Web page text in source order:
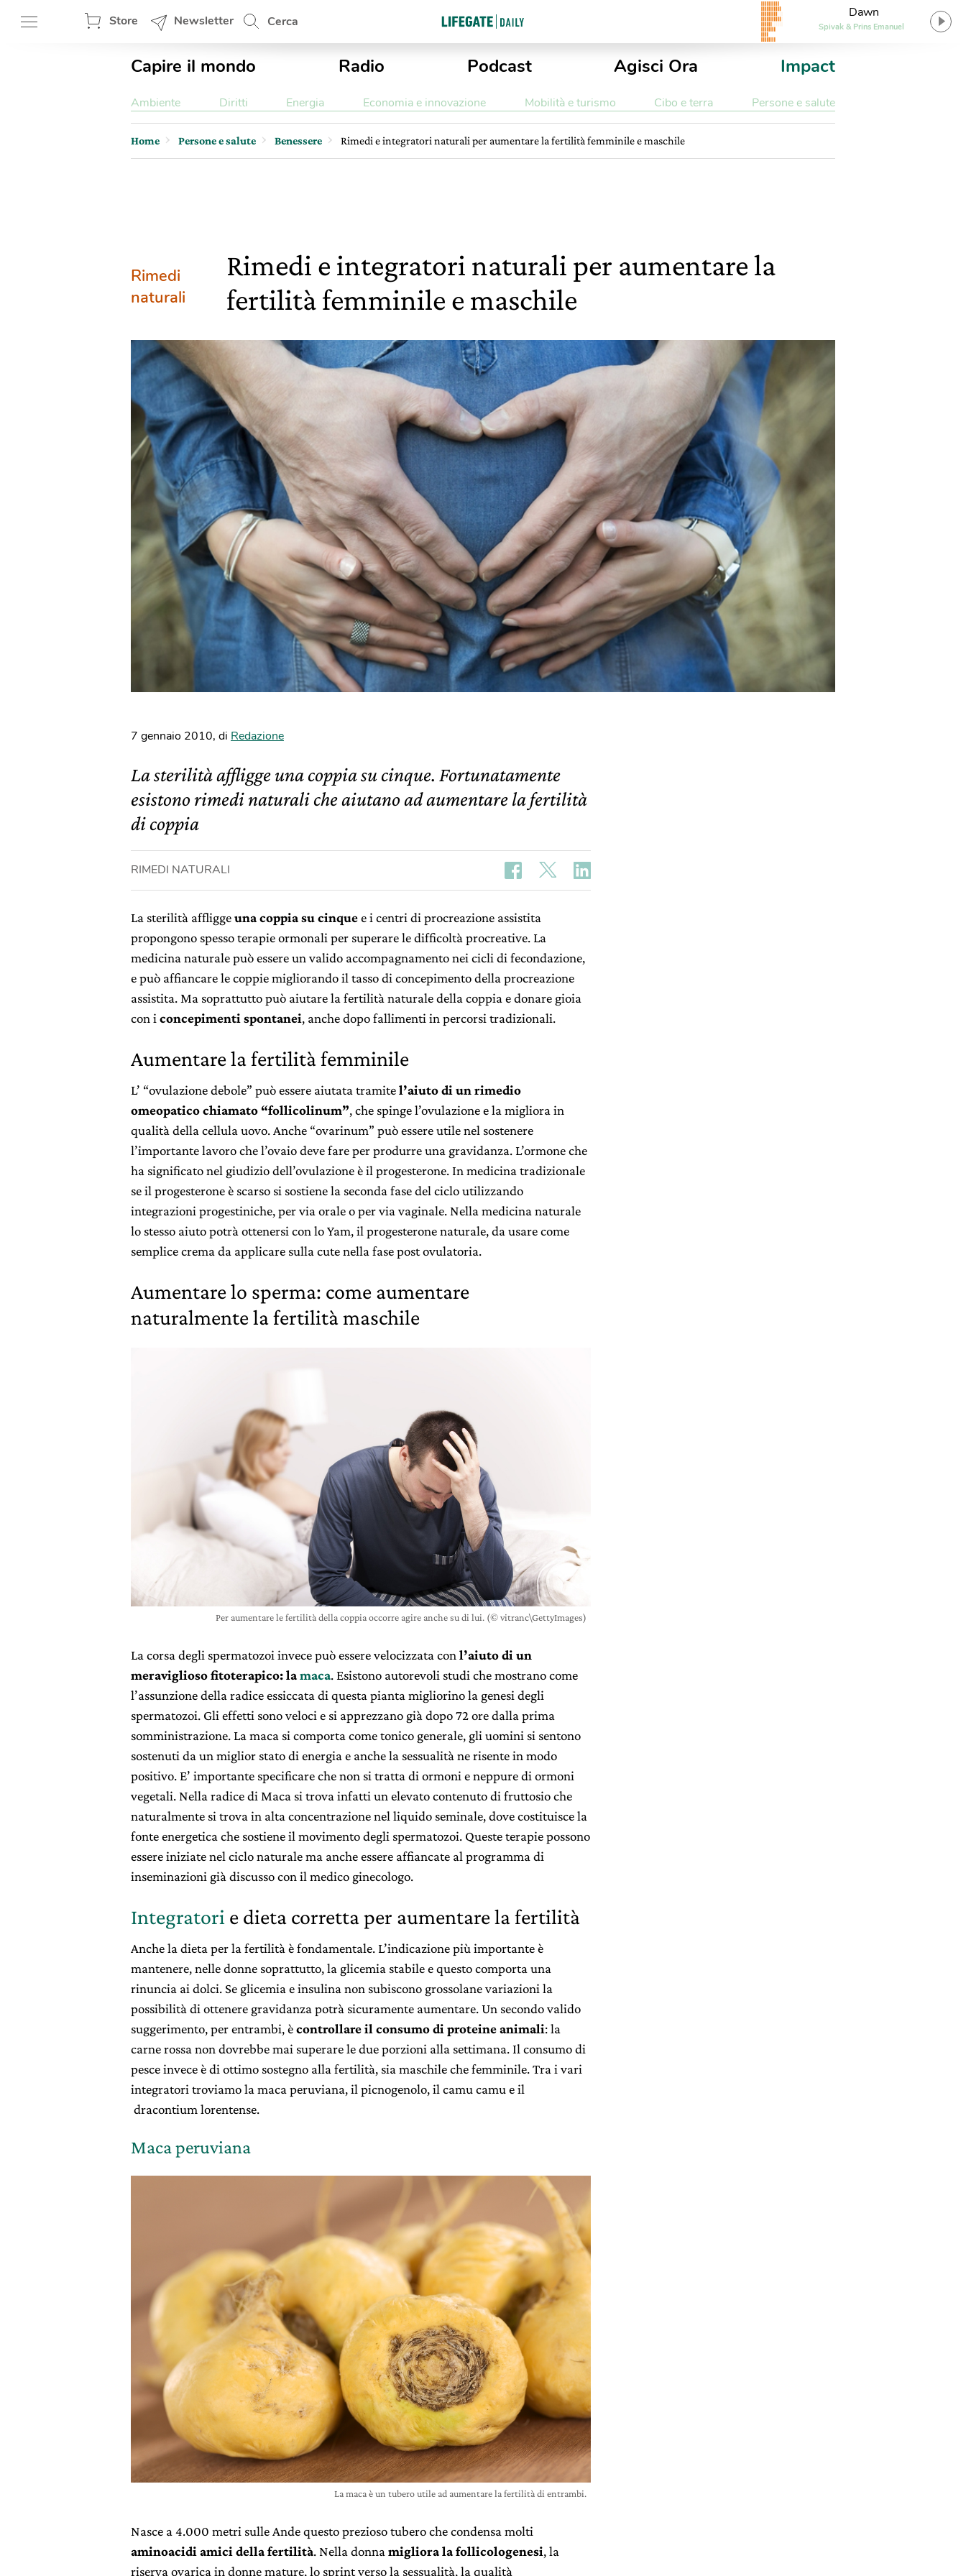
Store Newsletter Cerca
Dawn
Spivak & Prins Emanuel
Capire il mondo Radio Podcast Agisci Ora Impact
Ambiente Diritti Energia Economia e innovazione Mobilità e turismo Cibo e terra Persone e salute
Home Persone e salute Benessere Rimedi e integratori naturali per aumentare la fertilità femminile e maschile
Rimedi
naturali
Rimedi e integratori naturali per aumentare la
fertilità femminile e maschile
7 gennaio 2010, di Redazione
La sterilità affligge una coppia su cinque. Fortunatamente
esistono rimedi naturali che aiutano ad aumentare la fertilità
di coppia
RIMEDI NATURALI
La sterilità affliggeuna coppia su cinquee i centri di procreazione assistita
propongono spesso terapie ormonali per superare le difficoltà procreative. La
medicina naturale può essere un valido accompagnamento nei cicli di fecondazione,
e può affiancare le coppie migliorando il tasso di concepimento della procreazione
assistita. Ma soprattutto può aiutare la fertilità naturale della coppia e donare gioia
con i concepimenti spontanei, anche dopo fallimenti in percorsi tradizionali.
Aumentare la fertilità femminile
L’ “ovulazione debole” può essere aiutata tramitel’aiuto di un rimedio
omeopatico chiamato “follicolinum”, che spinge l’ovulazione e la migliora in
qualità della cellula uovo. Anche “ovarinum” può essere utile nel sostenere
l’importante lavoro che l’ovaio deve fare per produrre una gravidanza. L’ormone che
ha significato nel giudizio dell’ovulazione è il progesterone. In medicina tradizionale
se il progesterone è scarso si sostiene la seconda fase del ciclo utilizzando
integrazioni progestiniche, per via orale o per via vaginale. Nella medicina naturale
lo stesso aiuto potrà ottenersi con lo Yam, il progesterone naturale, da usare come
semplice crema da applicare sulla cute nella fase post ovulatoria.
Aumentare lo sperma: come aumentare
naturalmente la fertilità maschile
Per aumentare le fertilità della coppia occorre agire anche su di lui. (© vitranc\GettyImages)
La corsa degli spermatozoi invece può essere velocizzata con l’aiuto di un
meraviglioso fitoterapico: lamaca. Esistono autorevoli studi che mostrano come
l’assunzione della radice essiccata di questa pianta migliorino la genesi degli
spermatozoi. Gli effetti sono veloci e si apprezzano già dopo 72 ore dalla prima
somministrazione. La maca si comporta come tonico generale, gli uomini si sentono
sostenuti da un miglior stato di energia e anche la sessualità ne risente in modo
positivo. E’ importante specificare che non si tratta di ormoni e neppure di ormoni
vegetali. Nella radice di Maca si trova infatti un elevato contenuto di fruttosio che
naturalmente si trova in alta concentrazione nel liquido seminale, dove costituisce la
fonte energetica che sostiene il movimento degli spermatozoi. Queste terapie possono
essere iniziate nel ciclo naturale ma anche essere affiancate al programma di
inseminazioni già discusso con il medico ginecologo.
Integratori e dieta corretta per aumentare la fertilità
Anche la dieta per la fertilità è fondamentale. L’indicazione più importante è
mantenere, nelle donne soprattutto, la glicemia stabile e questo comporta una
rinuncia ai dolci. Se glicemia e insulina non subiscono grossolane variazioni la
possibilità di ottenere gravidanza potrà sicuramente aumentare. Un secondo valido
suggerimento, per entrambi, ècontrollare il consumo di proteine animali: la
carne rossa non dovrebbe mai superare le due porzioni alla settimana. Il consumo di
pesce invece è di ottimo sostegno alla fertilità, sia maschile che femminile. Tra i vari
integratori troviamo la maca peruviana, il picnogenolo, il camu camu e il
dracontium lorentense.
Maca peruviana
La maca è un tubero utile ad aumentare la fertilità di entrambi.
Nasce a 4.000 metri sulle Ande questo prezioso tubero che condensa molti
aminoacidi amici della fertilità. Nella donna migliora la follicologenesi, la
riserva ovarica in donne mature, lo sprint verso la sessualità, la qualità